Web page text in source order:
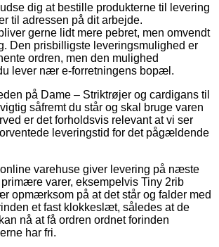
dig at bestille produkterne til levering
til adressen på dit arbejde.
gerne lidt mere pebret, men omvendt
Den prisbilligste leveringsmulighed er
ordren, men den mulighed
lever nær e-forretningens bopæl.
på Dame – Striktrøjer og cardigans til
såfremt du står og skal bruge varen
er det forholdsvis relevant at vi ser
leveringstid for det pågældende
varehuse giver levering på næste
varer, eksempelvis Tiny 2rib
opmærksom på at det står og falder med
et fast klokkeslæt, således at de
nå at få ordren ordnet forinden
har fri.